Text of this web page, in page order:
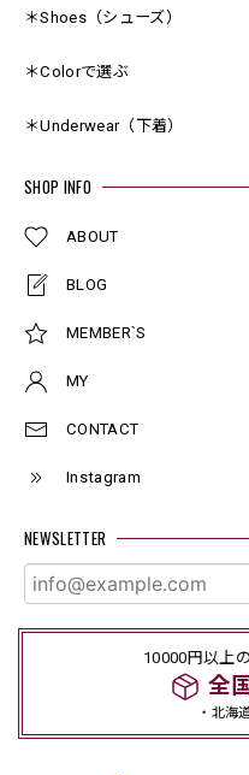
＊Shoes（シューズ）
＊Colorで選ぶ
＊Underwear（下着）
SHOP INFO
ABOUT
BLOG
MEMBER`S
MY
CONTACT
Instagram
NEWSLETTER
10000円以上
全
・北海